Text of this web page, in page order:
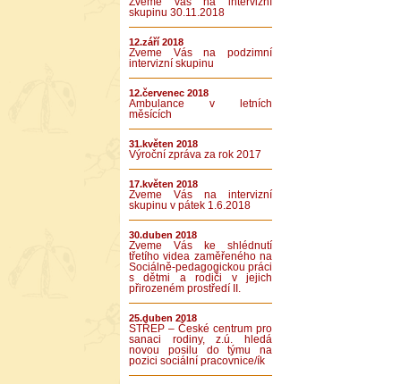
skupinu 30.11.2018
12.září 2018
Zveme Vás na podzimní
intervizní skupinu
12.červenec 2018
Ambulance v letních
měsících
31.květen 2018
Výroční zpráva za rok 2017
17.květen 2018
Zveme Vás na intervizní
skupinu v pátek 1.6.2018
30.duben 2018
Zveme Vás ke shlédnutí
třetího videa zaměřeného na
Sociálně-pedagogickou práci
s dětmi a rodiči v jejich
přirozeném prostředí II.
25.duben 2018
STŘEP – České centrum pro
sanaci rodiny, z.ú. hledá
novou posilu do týmu na
pozici sociální pracovnice/ík